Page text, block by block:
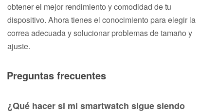
obtener el mejor rendimiento y comodidad de tu
dispositivo. Ahora tienes el conocimiento para elegir la
correa adecuada y solucionar problemas de tamaño y
ajuste.
Preguntas frecuentes
¿Qué hacer si mi smartwatch sigue siendo